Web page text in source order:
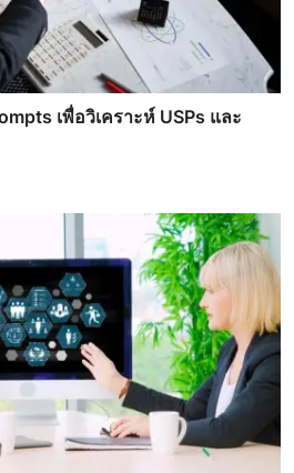
เพื่อวิเคราะห์ USPs และ